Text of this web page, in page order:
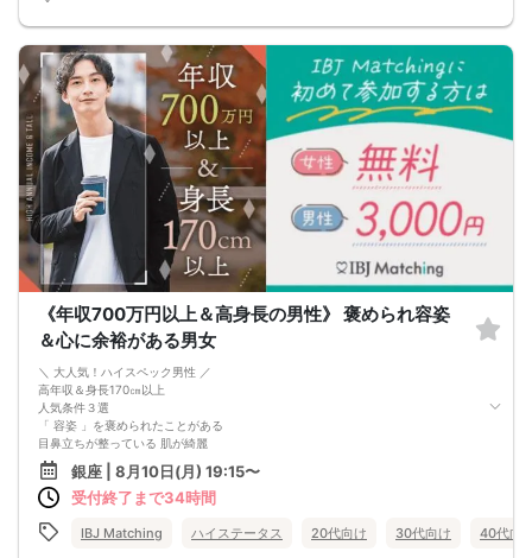
《年収700万円以上＆高身長の男性》 褒められ容姿
＆心に余裕がある男女
＼ 大人気！ハイスペック男性 ／
高年収＆身長170㎝以上
人気条件３選
「 容姿 」を褒められたことがある
目鼻立ちが整っている 肌が綺麗
スタイル抜群 ドキッとさせる雰囲気 etc
人への「 気遣い 」ができる
常識がある・空気を読んで察してくれる
精神的に「 落ち着き 」がある
銀座 | 8月10日(月) 19:15〜
受付終了まで34時間
IBJ Matching ハイステータス 20代向け 30代向け 40代向